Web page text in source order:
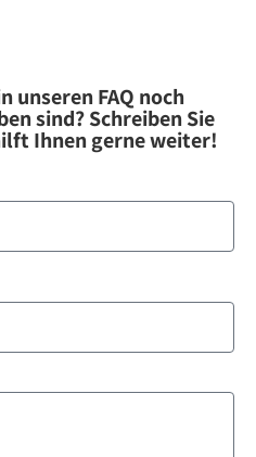
unseren FAQ noch
sind? Schreiben Sie
Ihnen gerne weiter!